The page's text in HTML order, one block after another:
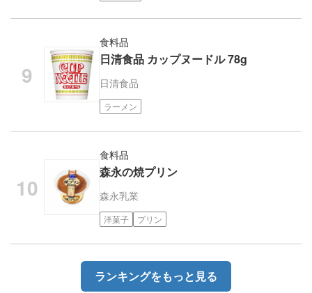
食料品
日清食品 カップヌードル 78g
日清食品
ラーメン
食料品
森永の焼プリン
森永乳業
洋菓子 プリン
ランキングをもっと見る